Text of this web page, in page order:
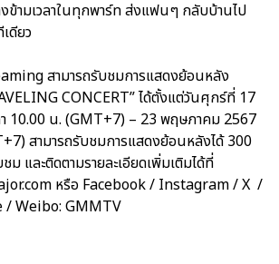
ข้ามเวลาในทุกพาร์ท ส่งแฟนๆ กลับบ้านไป
ดียว
สามารถรับชมการแสดงย้อนหลัง
CONCERT” ได้ตั้งแต่วันศุกร์ที่ 17
10.00 น. (GMT+7) – 23 พฤษภาคม 2567
สามารถรับชมการแสดงย้อนหลังได้ 300
ม และติดตามรายละเอียดเพิ่มเติมได้ที่
หรือ Facebook / Instagram / X /
Weibo: GMMTV